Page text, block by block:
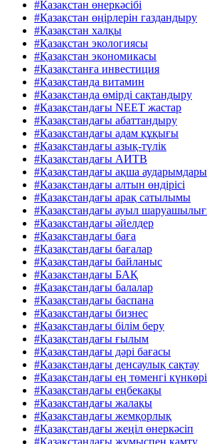
#Қазақстан өнеркәсібі
#Қазақстан өңірлерін газдандыру
#Қазақстан халқы
#Қазақстан экологиясы
#Қазақстан экономикасы
#Қазақстанға инвестиция
#Қазақстанда витамин
#Қазақстанда өмірді сақтандыру
#Қазақстандағы NEET жастар
#Қазақстандағы абаттандыру
#Қазақстандағы адам құқығы
#Қазақстандағы азық-түлік
#Қазақстандағы АИТВ
#Қазақстандағы ақша аударымдары
#Қазақстандағы алтын өндірісі
#Қазақстандағы арақ сатылымы
#Қазақстандағы ауыл
#Қазақстандағы әйелдер
#Қазақстандағы баға
#Қазақстандағы бағалар
#Қазақстандағы байланыс
#Қазақстандағы БАҚ
#Қазақстандағы балалар
#Қазақстандағы баспана
#Қазақстандағы бизнес
#Қазақстандағы білім беру
#Қазақстандағы ғылым
#Қазақстандағы дәрі бағасы
#Қазақстандағы денсаулық сақтау
#Қазақстандағы ең төменгі
#Қазақстандағы еңбекақы
#Қазақстандағы жалақы
#Қазақстандағы жемқорлық
#Қазақстандағы жеңіл өнеркәсіп